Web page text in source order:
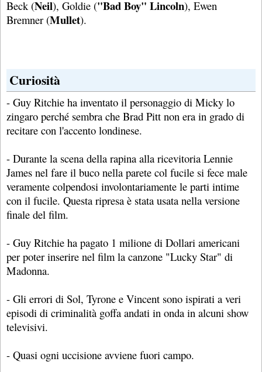
Beck (Neil), Goldie ("Bad Boy" Lincoln), Ewen
Bremner (Mullet).
Curiosità
- Guy Ritchie ha inventato il personaggio di Micky lo
zingaro perché sembra che Brad Pitt non era in grado di
recitare con l'accento londinese.
- Durante la scena della rapina alla ricevitoria Lennie
James nel fare il buco nella parete col fucile si fece male
veramente colpendosi involontariamente le parti intime
con il fucile. Questa ripresa è stata usata nella versione
finale del film.
- Guy Ritchie ha pagato 1 milione di Dollari americani
per poter inserire nel film la canzone "Lucky Star" di
Madonna.
- Gli errori di Sol, Tyrone e Vincent sono ispirati a veri
episodi di criminalità goffa andati in onda in alcuni show
televisivi.
- Quasi ogni uccisione avviene fuori campo.